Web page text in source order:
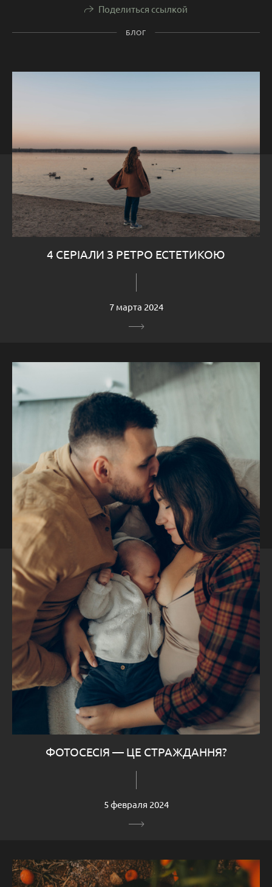
Поделиться ссылкой
БЛОГ
4 СЕРІАЛИ З РЕТРО ЕСТЕТИКОЮ
7 марта 2024
ФОТОСЕСІЯ — ЦЕ СТРАЖДАННЯ?
5 февраля 2024